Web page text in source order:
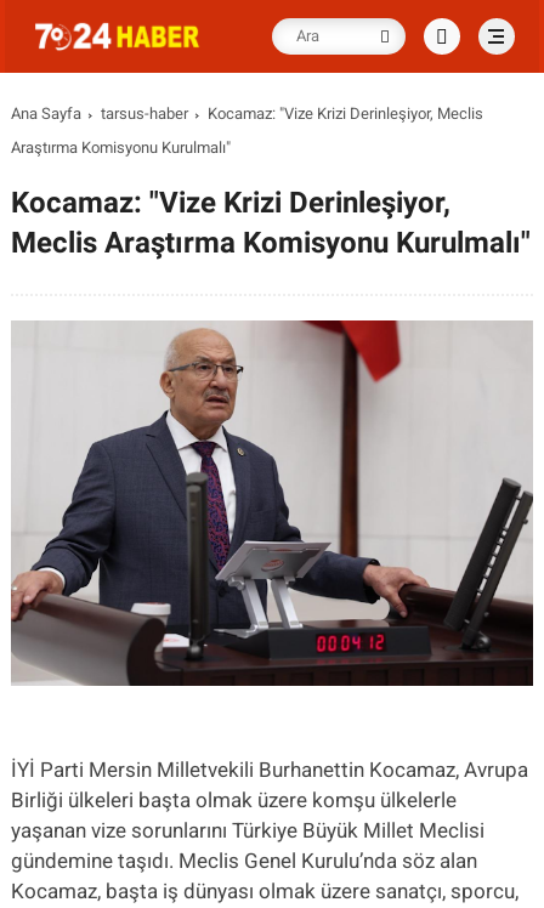
Ana Sayfa tarsus-haber
Kocamaz: "Vize Krizi Derinleşiyor, Meclis
Araştırma Komisyonu Kurulmalı"
Kocamaz: "Vize Krizi Derinleşiyor,
Meclis Araştırma Komisyonu Kurulmalı"
İYİ Parti Mersin Milletvekili Burhanettin Kocamaz, Avrupa
Birliği ülkeleri başta olmak üzere komşu ülkelerle
yaşanan vize sorunlarını Türkiye Büyük Millet Meclisi
gündemine taşıdı. Meclis Genel Kurulu’nda söz alan
Kocamaz, başta iş dünyası olmak üzere sanatçı, sporcu,